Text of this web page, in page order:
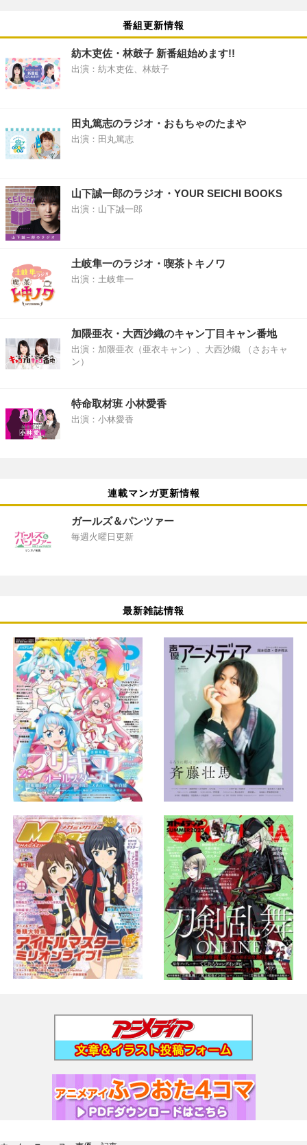
番組更新情報
紡木吏佐・林鼓子 新番組始めます!!
出演：紡木吏佐、林鼓子
田丸篤志のラジオ・おもちゃのたまや
出演：田丸篤志
山下誠一郎のラジオ・YOUR SEICHI BOOKS
出演：山下誠一郎
土岐隼一のラジオ・喫茶トキノワ
出演：土岐隼一
加隈亜衣・大西沙織のキャン丁目キャン番地
出演：加隈亜衣（亜衣キャン）、大西沙織 （さおキャ
ン）
特命取材班 小林愛香
出演：小林愛香
連載マンガ更新情報
ガールズ＆パンツァー
毎週火曜日更新
最新雑誌情報